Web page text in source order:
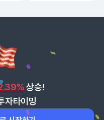
상승!
자타이밍